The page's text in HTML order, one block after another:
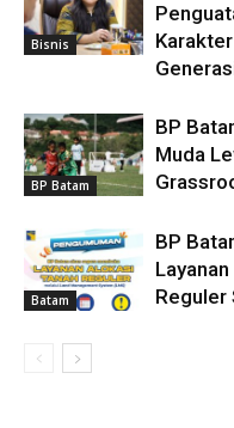
Bisnis
BP Batam
BP
Muda
Batam
BP
Reguler